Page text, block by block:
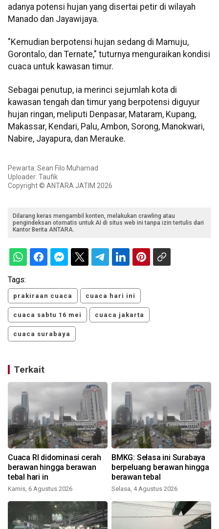
adanya potensi hujan yang disertai petir di wilayah
Manado dan Jayawijaya.
"Kemudian berpotensi hujan sedang di Mamuju,
Gorontalo, dan Ternate," tuturnya menguraikan kondisi
cuaca untuk kawasan timur.
Sebagai penutup, ia merinci sejumlah kota di
kawasan tengah dan timur yang berpotensi diguyur
hujan ringan, meliputi Denpasar, Mataram, Kupang,
Makassar, Kendari, Palu, Ambon, Sorong, Manokwari,
Nabire, Jayapura, dan Merauke.
Pewarta: Sean Filo Muhamad
Uploader: Taufik
Copyright © ANTARA JATIM 2026
Dilarang keras mengambil konten, melakukan crawling atau
pengindeksan otomatis untuk AI di situs web ini tanpa izin tertulis dari
Kantor Berita ANTARA.
Tags:
prakiraan cuaca cuaca hari ini
cuaca sabtu 16 mei cuaca jakarta
cuaca surabaya
Terkait
Cuaca RI didominasi cerah
berawan hingga berawan
tebal hari in
Kamis, 6 Agustus 2026
BMKG: Selasa ini Surabaya
berpeluang berawan hingga
berawan tebal
Selasa, 4 Agustus 2026